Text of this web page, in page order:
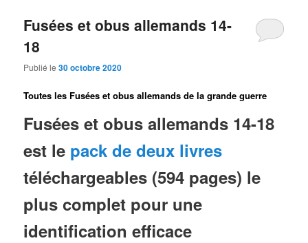
Fusées et obus allemands 14-
18
Publié le30 octobre 2020
Toutes les Fusées et obus allemands de la grande guerre
Fusées et obus allemands 14-18
est le pack de deux livres
téléchargeables (594 pages) le
plus complet pour une
identification efficace